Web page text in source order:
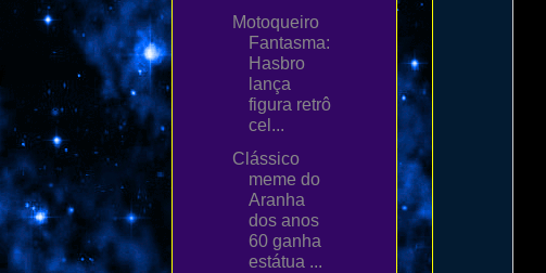
Motoqueiro
Fantasma:
Hasbro
lança
figura retrô
cel...
Clássico
meme do
Aranha
dos anos
60 ganha
estátua ...